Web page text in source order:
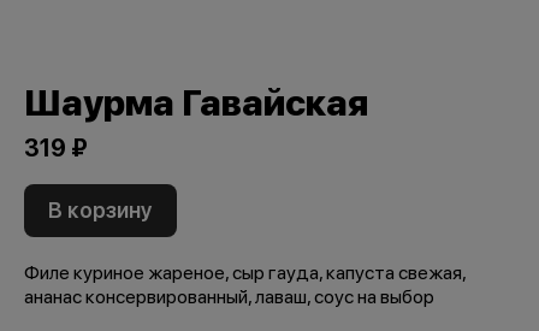
Шаурма Гавайская
319 ₽
В корзину
Филе куриное жареное, сыр гауда, капуста свежая,
ананас консервированный, лаваш, соус на выбор